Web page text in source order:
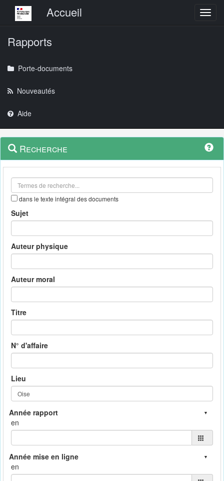
Menu principalAccueil
Rapports
Porte-documents
Nouveautés
Aide
Navigation
outils
Menu
contextuel
Recherche
dans le texte intégral des documents
Sujet
Auteur physique
Auteur moral
Titre
N° d'affaire
Lieu
en
en